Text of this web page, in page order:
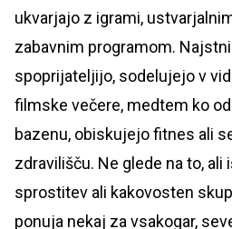
ukvarjajo z igrami,
zabavnim programom.
spoprijateljijo, sodelujejo v
filmske večere, medtem ko
bazenu, obiskujejo fitnes ali
zdravilišču. Ne glede na to,
sprostitev ali kakovosten
ponuja nekaj za vsakogar,